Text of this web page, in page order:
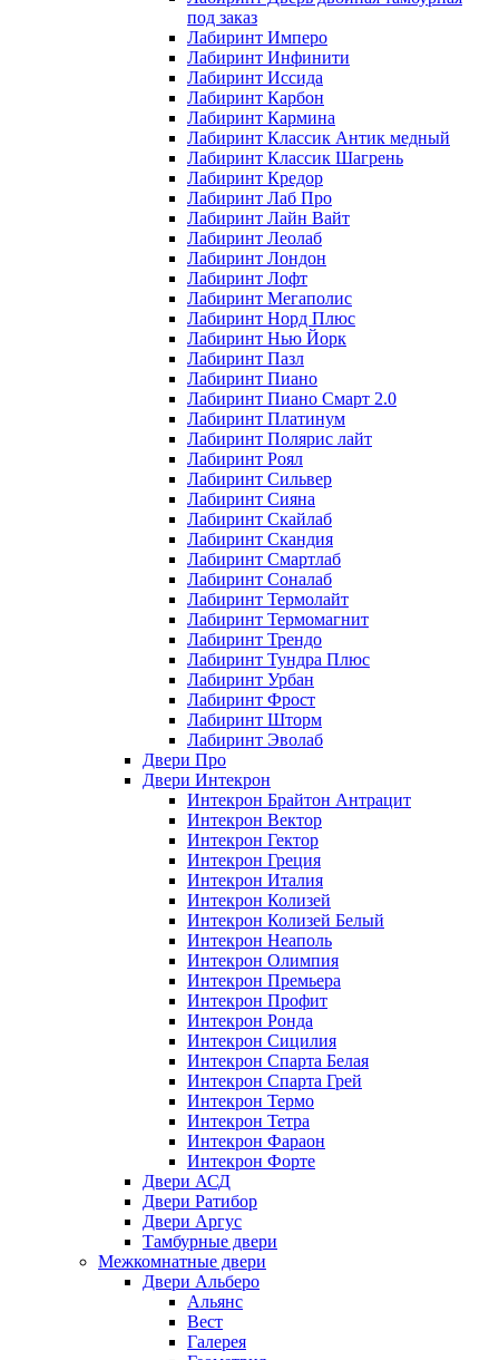
под заказ
Лабиринт Имперо
Лабиринт Инфинити
Лабиринт Иссида
Лабиринт Карбон
Лабиринт Кармина
Лабиринт Классик Антик медный
Лабиринт Классик Шагрень
Лабиринт Кредор
Лабиринт Лаб Про
Лабиринт Лайн Вайт
Лабиринт Леолаб
Лабиринт Лондон
Лабиринт Лофт
Лабиринт Мегаполис
Лабиринт Норд Плюс
Лабиринт Нью Йорк
Лабиринт Пазл
Лабиринт Пиано
Лабиринт Пиано Смарт 2.0
Лабиринт Платинум
Лабиринт Полярис лайт
Лабиринт Роял
Лабиринт Сильвер
Лабиринт Сияна
Лабиринт Скайлаб
Лабиринт Скандия
Лабиринт Смартлаб
Лабиринт Соналаб
Лабиринт Термолайт
Лабиринт Термомагнит
Лабиринт Трендо
Лабиринт Тундра Плюс
Лабиринт Урбан
Лабиринт Фрост
Лабиринт Шторм
Лабиринт Эволаб
Двери Про
Двери Интекрон
Интекрон Брайтон Антрацит
Интекрон Вектор
Интекрон Гектор
Интекрон Греция
Интекрон Италия
Интекрон Колизей
Интекрон Колизей Белый
Интекрон Неаполь
Интекрон Олимпия
Интекрон Премьера
Интекрон Профит
Интекрон Ронда
Интекрон Сицилия
Интекрон Спарта Белая
Интекрон Спарта Грей
Интекрон Термо
Интекрон Тетра
Интекрон Фараон
Интекрон Форте
Двери АСД
Двери Ратибор
Двери Аргус
Тамбурные двери
Межкомнатные двери
Двери Альберо
Альянс
Вест
Галерея